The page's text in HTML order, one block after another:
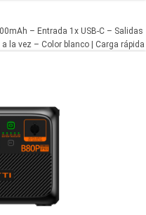
– Salidas
la vez – Color blanco | Carga rápida